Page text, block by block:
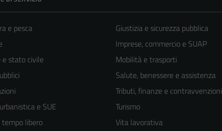
e pesca
e stato civile
e SUE
libero
Giustizia e sicurezza pubblica
Imprese, commercio e SUAP
Mobilità e trasporti
Salute, benessere e assistenza
Tributi, finanze e contravvenzioni
Turismo
Vita lavorativa